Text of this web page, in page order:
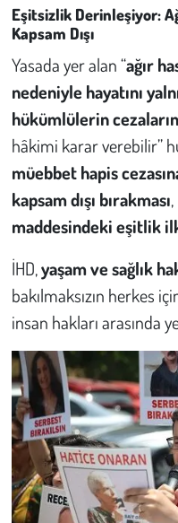
Eşitsizlik Derinleşiyor:
Kapsam Dışı
Yasada yer alan “ağır
nedeniyle hayatını
hükümlülerin
hâkimi karar verebilir”
müebbet hapis
kapsam dışı bırakması
maddesindeki eşitlik
İHD,yaşam ve sağlık
bakılmaksızın herkes
insan hakları arasında
Tarım
Son Dakika
Kent
Eğlence